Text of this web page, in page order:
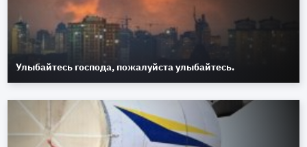
Улыбайтесь господа, пожалуйста улыбайтесь.